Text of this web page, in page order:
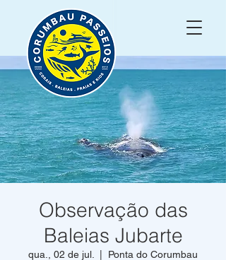
Observação das
Baleias Jubarte
qua., 02 de jul. Ponta do Corumbau